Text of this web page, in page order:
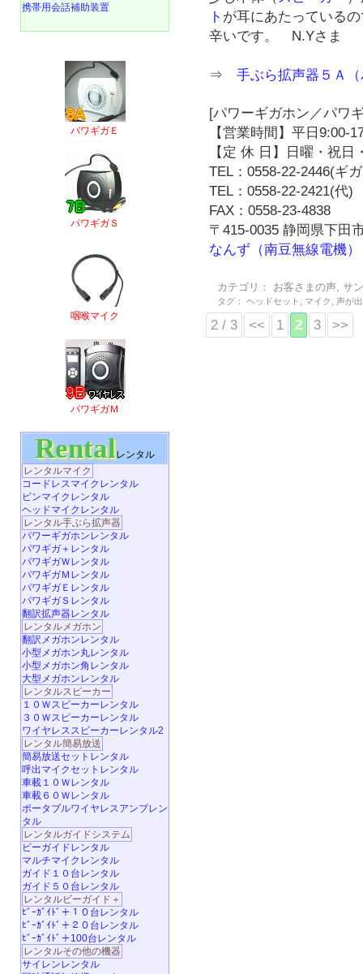
ト が耳にあたっている
辛いです。 N.Yさま
⇒手ぶら拡声器５Ａ
[パワーギガホン／パワ
【営業時間】平日9:00-
【定 休 日】日曜・祝日
TEL：0558-22-2446(ギ
TEL：0558-22-2421(代)
FAX：0558-23-4838
〒415-0035 静岡県下田
なんず（南豆無線電機）
カテゴリ： お客さまの声,サ
タグ： ヘッドセット マイク ,声が
2 / 3 << 1 2 3 >>
携帯用会話補助装置
パワギガＥ
パワギガＳ
咽喉マイク
パワギガＭ
Rentalレンタル
レンタルマイク
コードレスマイクレンタル
ピンマイクレンタル
ヘッドマイクレンタル
レンタル手ぶら拡声器
パワーギガホンレンタル
パワギガ＋レンタル
パワギガＷレンタル
パワギガＭレンタル
パワギガＥレンタル
パワギガＳレンタル
翻訳拡声器レンタル
レンタルメガホン
翻訳メガホンレンタル
小型メガホン丸レンタル
小型メガホン角レンタル
大型メガホンレンタル
レンタルスピーカー
１０Ｗスピーカーレンタル
３０Ｗスピーカーレンタル
ワイヤレススピーカーレンタル2
レンタル簡易放送
簡易放送セットレンタル
呼出マイクセットレンタル
車載１０Ｗレンタル
車載６０Ｗレンタル
ポータブルワイヤレスアンプレン
タル
レンタルガイドシステム
ビーガイドレンタル
マルチマイクレンタル
ガイド１０台レンタル
ガイド５０台レンタル
レンタルビーガイド＋
ﾋﾞｰｶﾞｲﾄﾞ＋１０台レンタル
ﾋﾞｰｶﾞｲﾄﾞ＋２０台レンタル
ﾋﾞｰｶﾞｲﾄﾞ＋100台レンタル
レンタルその他の機器
サイレンレンタル